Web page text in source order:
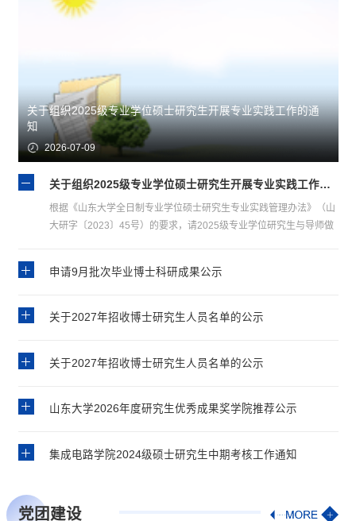
关于组织2025级专业学位硕士研究生开展专业实践工作的通
知
2026-07-09
关于组织2025级专业学位硕士研究生开展专业实践工作的通知
根据《山东大学全日制专业学位硕士研究生专业实践管理办法》（山
大研字〔2023〕45号）的要求，请2025级专业学位研究生与导师做
胜任能力，加快培养高层次应用型创新人才有着重要意义。按照学校
实践前期的各项准备工作。各位研究生导师...
申请9月批次毕业博士科研成果公示
关于2027年招收博士研究生人员名单的公示
关于2027年招收博士研究生人员名单的公示
山东大学2026年度研究生优秀成果奖学院推荐公示
集成电路学院2024级硕士研究生中期考核工作通知
党团建设